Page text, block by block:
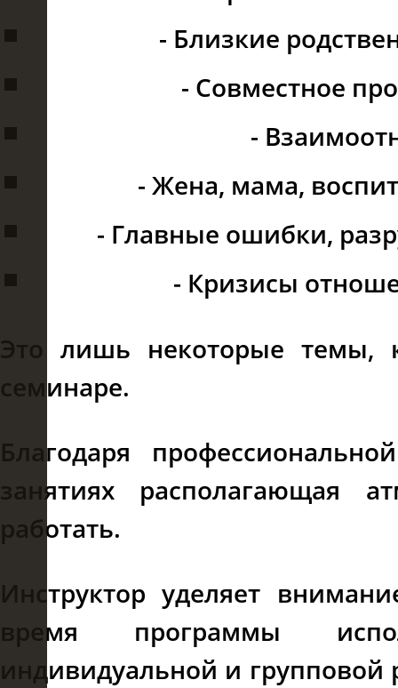
- Близкие
- Совместное
-
- Жена, мама,
- Главные ошибки,
- Кризисы
Это лишь некоторые темы,
семинаре.
Благодаря
занятиях располагающая
работать.
Инструктор уделяет
время программы
индивидуальной и групповой